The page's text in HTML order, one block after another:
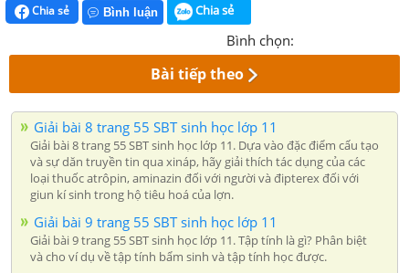
Chia sẻ Bình luận Chia sẻ
Bình chọn:
Bài tiếp theo
Giải bài 8 trang 55 SBT sinh học lớp 11
Giải bài 8 trang 55 SBT sinh học lớp 11. Dựa vào đặc điểm cấu tạo
và sự dăn truyền tin qua xináp, hãy giải thích tác dụng của các
loại thuốc atrôpin, aminazin đối với người và đipterex đối với
giun kí sinh trong hộ tiêu hoá của lợn.
Giải bài 9 trang 55 SBT sinh học lớp 11
Giải bài 9 trang 55 SBT sinh học lớp 11. Tập tính là gì? Phân biệt
và cho ví dụ về tập tính bẩm sinh và tập tính học được.